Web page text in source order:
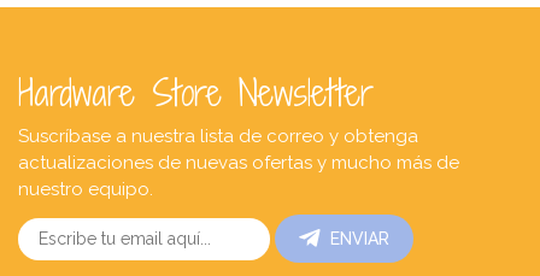
Hardware Store Newsletter
Suscríbase a nuestra lista de correo y obtenga
actualizaciones de nuevas ofertas y mucho más de
nuestro equipo.
ENVIAR